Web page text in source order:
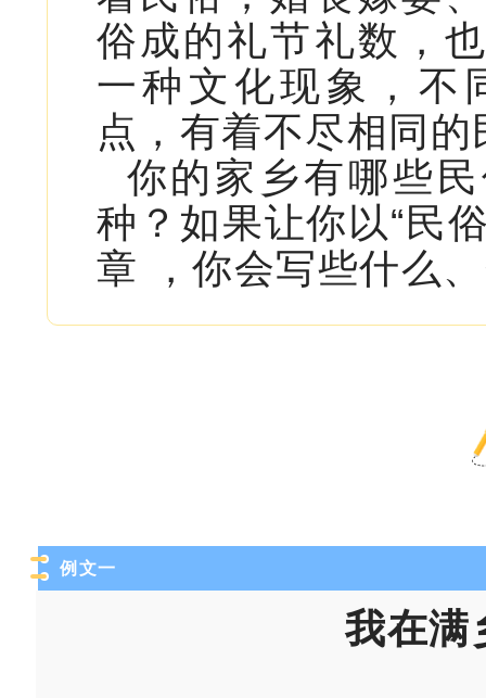
俗成的礼节礼数，
一种文化现象，不
点，有着不尽相同的
你的家乡有哪些
种？如果让你以“民
章 ，你会写些什么
例文一
我在满